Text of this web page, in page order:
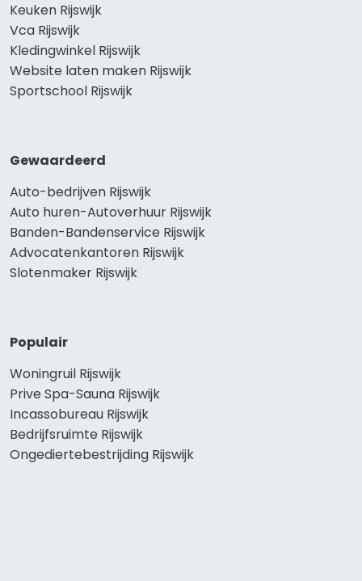
Keuken Rijswijk
Vca Rijswijk
Kledingwinkel Rijswijk
Website laten maken Rijswijk
Sportschool Rijswijk
Gewaardeerd
Auto-bedrijven Rijswijk
Auto huren-Autoverhuur Rijswijk
Banden-Bandenservice Rijswijk
Advocatenkantoren Rijswijk
Slotenmaker Rijswijk
Populair
Woningruil Rijswijk
Prive Spa-Sauna Rijswijk
Incassobureau Rijswijk
Bedrijfsruimte Rijswijk
Ongediertebestrijding Rijswijk